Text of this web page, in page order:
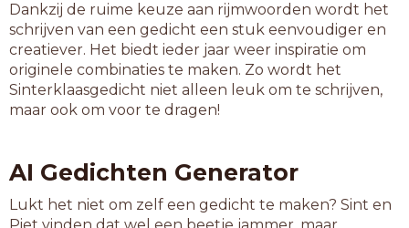
enkellange
gangbangen
gasslangen
gifslangen
hangwangen
headbangen
ingevangen
jaargangen
jarenlange
Dankzij de ruime keuze aan rijmwoorden wordt het
schrijven van een gedicht een stuk eenvoudiger en
creatiever. Het biedt ieder jaar weer inspiratie om
originele combinaties te maken. Zo wordt het
Sinterklaasgedicht niet alleen leuk om te schrijven,
maar ook om voor te dragen!
AI Gedichten Generator
Lukt het niet om zelf een gedicht te maken? Sint en